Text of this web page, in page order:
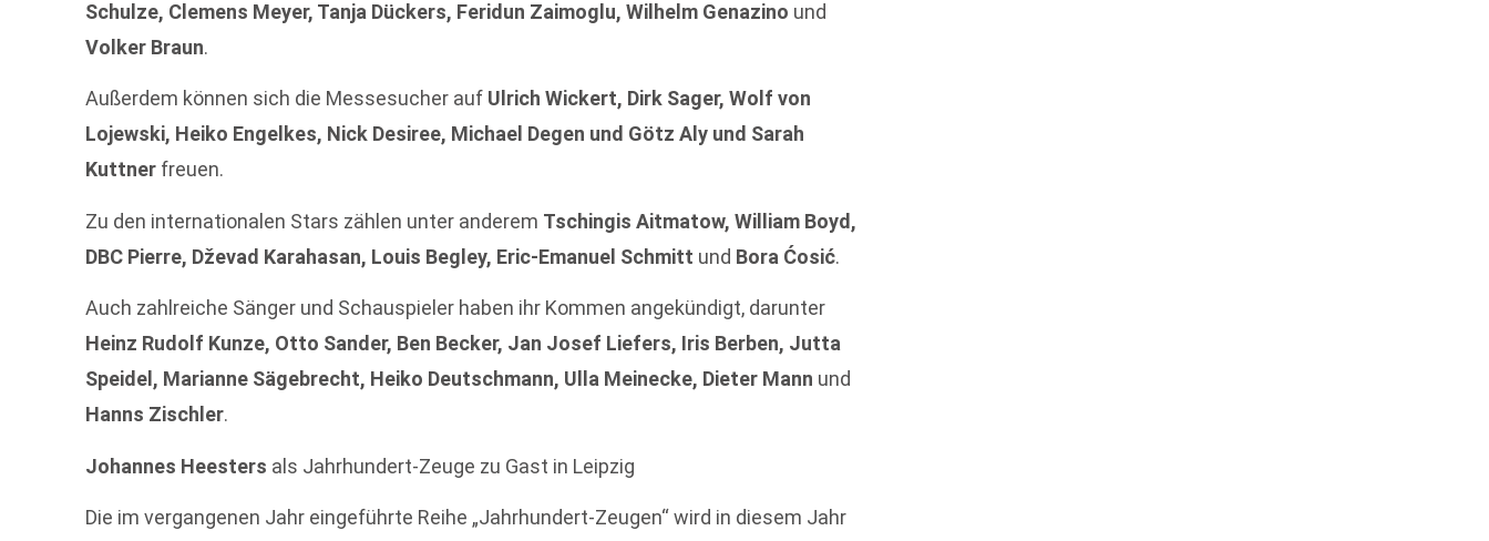
Schulze, Clemens Meyer, Tanja Dückers, Feridun Zaimoglu, Wilhelm Genazino und
Volker Braun.
Außerdem können sich die Messesucher auf Ulrich Wickert, Dirk Sager, Wolf von
Lojewski, Heiko Engelkes, Nick Desiree, Michael Degen und Götz Aly und Sarah
Kuttner freuen.
Zu den internationalen Stars zählen unter anderem Tschingis Aitmatow, William Boyd,
DBC Pierre, Dževad Karahasan, Louis Begley, Eric-Emanuel Schmitt und Bora Ćosić.
Auch zahlreiche Sänger und Schauspieler haben ihr Kommen angekündigt, darunter
Heinz Rudolf Kunze, Otto Sander, Ben Becker, Jan Josef Liefers, Iris Berben, Jutta
Speidel, Marianne Sägebrecht, Heiko Deutschmann, Ulla Meinecke, Dieter Mann und
Hanns Zischler.
Johannes Heesters als Jahrhundert-Zeuge zu Gast in Leipzig
Die im vergangenen Jahr eingeführte Reihe „Jahrhundert-Zeugen“ wird in diesem Jahr